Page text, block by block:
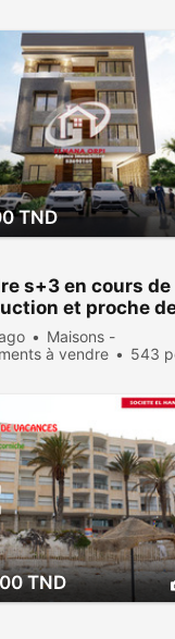
TND
s+3 en cours de
et proche
Maisons -
à vendre
543
TND